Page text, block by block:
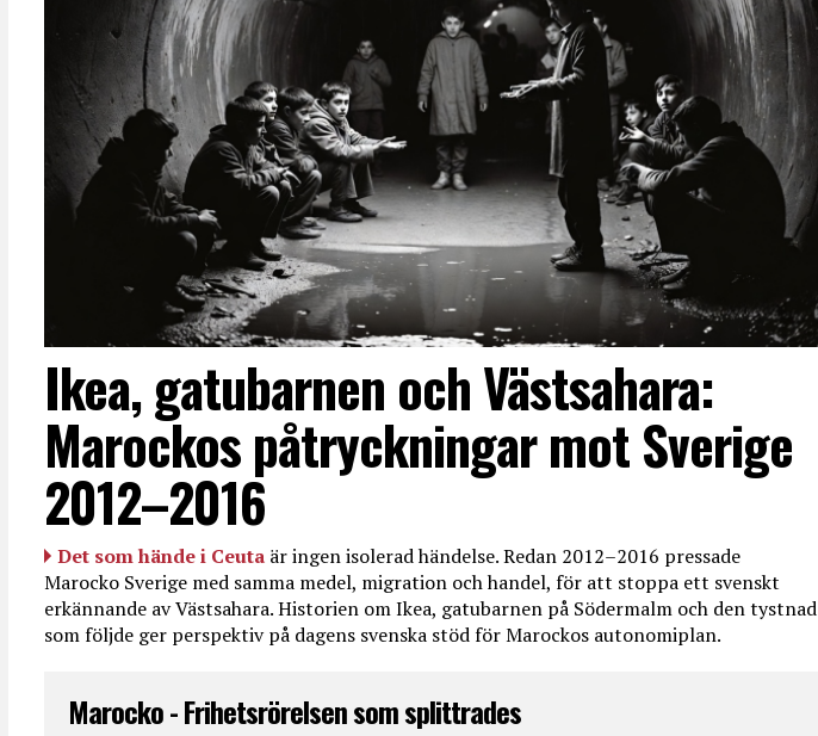
Ikea, gatubarnen och Västsahara:
Marockos påtryckningar mot Sverige
2012–2016
Det som hände i Ceuta är ingen isolerad händelse. Redan 2012–2016 pressade
Marocko Sverige med samma medel, migration och handel, för att stoppa ett svenskt
erkännande av Västsahara. Historien om Ikea, gatubarnen på Södermalm och den tystnad
som följde ger perspektiv på dagens svenska stöd för Marockos autonomiplan.
Marocko - Frihetsrörelsen som splittrades